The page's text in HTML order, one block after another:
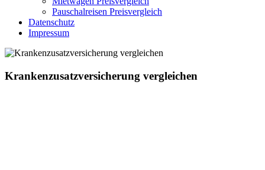
Pauschalreisen Preisvergleich
Datenschutz
Impressum
Krankenzusatzversicherung vergleichen